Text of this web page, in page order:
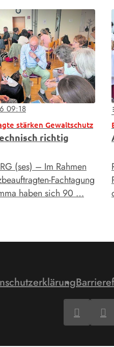
09:18
stärken Gewaltschutz
richtig
(ses) – Im Rahmen
Fachtagung
haben sich 90 …